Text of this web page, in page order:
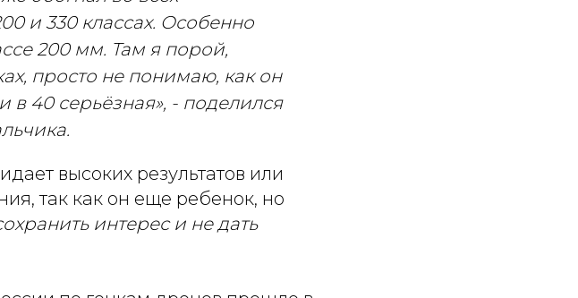
и 330 классах. Особенно
200 мм. Там я порой,
просто не понимаю, как он
в 40 серьёзная», - поделился
высоких результатов или
так как он еще ребенок, но
интерес и не дать